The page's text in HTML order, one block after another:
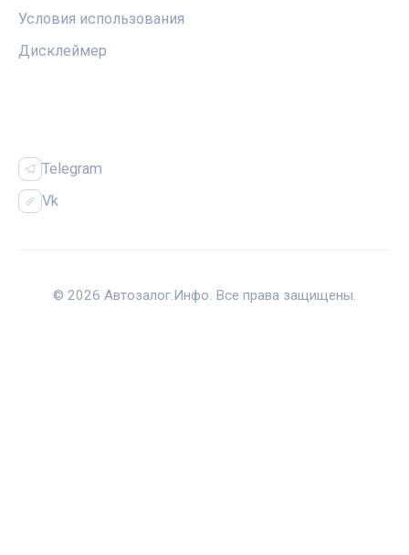
Условия использования
Дисклеймер
Telegram
Vk
© 2026 Автозалог.Инфо. Все права защищены.